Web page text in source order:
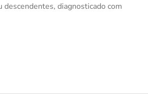
descendentes, diagnosticado com